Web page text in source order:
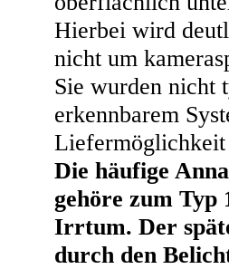
Hierbei wird
nicht um
Sie wurden nicht
erkennbarem
Die häufige
gehöre zum
Irrtum. Der
durch den